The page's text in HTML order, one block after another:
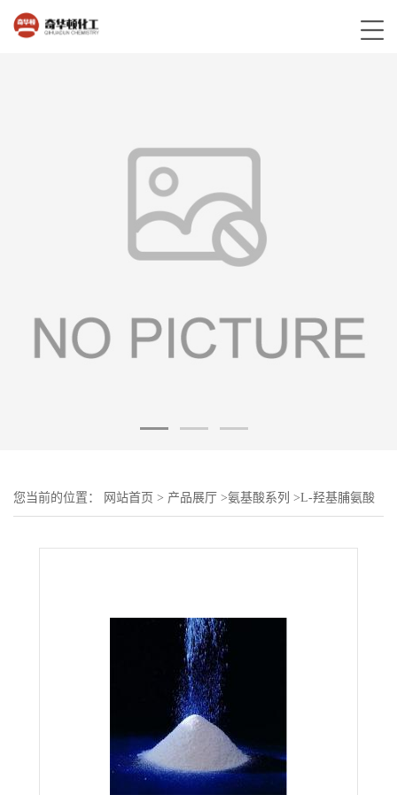
您当前的位置： 网站首页 > 产品展厅 >氨基酸系列 >L-羟基脯氨酸